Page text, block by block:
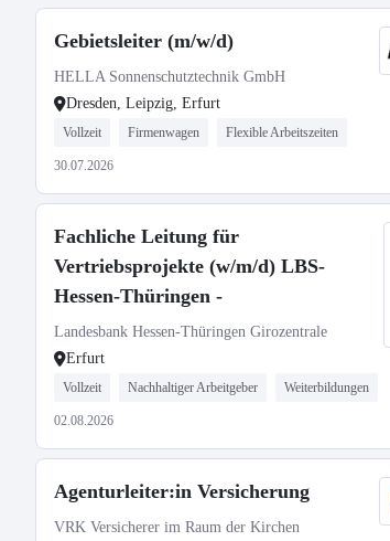
Gebietsleiter (m/w/d)
HELLA Sonnenschutztechnik GmbH
Dresden, Leipzig, Erfurt
Vollzeit Firmenwagen Flexible Arbeitszeiten
30.07.2026
Fachliche Leitung für
Vertriebsprojekte (w/m/d) LBS-
Hessen-Thüringen -
Landesbank Hessen-Thüringen Girozentrale
Erfurt
Vollzeit Nachhaltiger Arbeitgeber Weiterbildungen
02.08.2026
Agenturleiter:in Versicherung
VRK Versicherer im Raum der Kirchen